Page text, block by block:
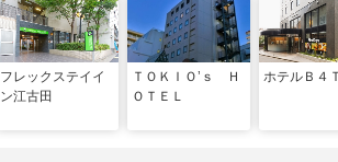
フレックステイイ
ン江古田
ＴＯＫＩＯ’ｓ Ｈ
ＯＴＥＬ
ホテルＢ４